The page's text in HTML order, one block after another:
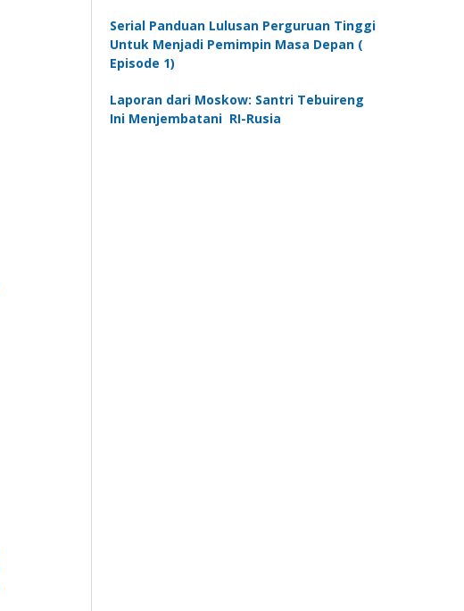
Serial Panduan Lulusan Perguruan Tinggi
Untuk Menjadi Pemimpin Masa Depan (
Episode 1)
Laporan dari Moskow: Santri Tebuireng
Ini Menjembatani RI-Rusia